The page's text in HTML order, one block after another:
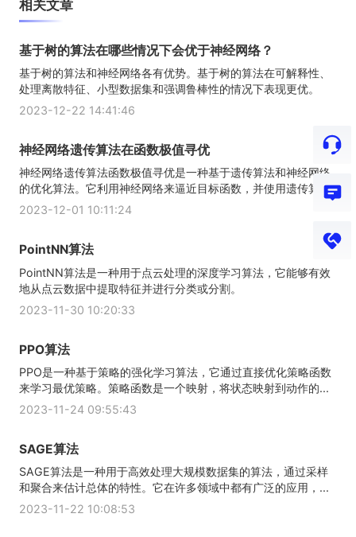
相关文章
基于树的算法在哪些情况下会优于神经网络？
基于树的算法和神经网络各有优势。基于树的算法在可解释性、
处理离散特征、小型数据集和强调鲁棒性的情况下表现更优。
2023-12-22 14:41:46
神经网络遗传算法在函数极值寻优
神经网络遗传算法函数极值寻优是一种基于遗传算法和神经网络
的优化算法。它利用神经网络来逼近目标函数，并使用遗传算...
2023-12-01 10:11:24
PointNN算法
PointNN算法是一种用于点云处理的深度学习算法，它能够有效
地从点云数据中提取特征并进行分类或分割。
2023-11-30 10:20:33
PPO算法
PPO是一种基于策略的强化学习算法，它通过直接优化策略函数
来学习最优策略。策略函数是一个映射，将状态映射到动作的...
2023-11-24 09:55:43
SAGE算法
SAGE算法是一种用于高效处理大规模数据集的算法，通过采样
和聚合来估计总体的特性。它在许多领域中都有广泛的应用，...
2023-11-22 10:08:53